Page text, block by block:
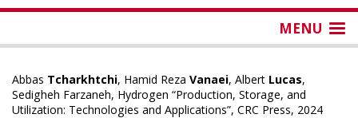
MENU
Abbas Tcharkhtchi, Hamid Reza Vanaei, Albert Lucas,
Sedigheh Farzaneh, Hydrogen “Production, Storage, and
Utilization: Technologies and Applications”, CRC Press, 2024